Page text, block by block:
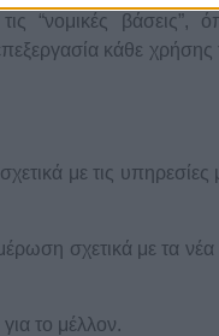
“νομικές βάσεις”,
κάθε χρήσης
με τις υπηρεσίες
σχετικά με τα νέα
το μέλλον.